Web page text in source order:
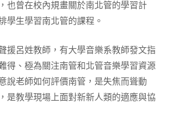
也曾在校內規畫關於南北管的學習計
學生學習南北管的課程。
援呂姓教師，有大學音樂系教師發文指
得、極為關注南管和北管音樂學習資源
說老師如何評價南管，是失焦而聳動
是教學現場上面對新新人類的適應與協